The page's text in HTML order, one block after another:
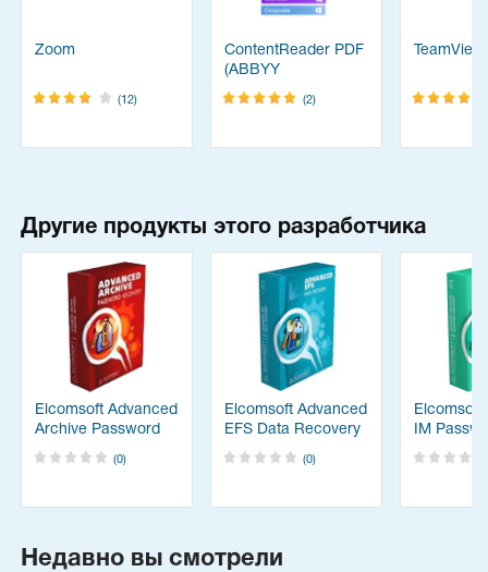
Zoom
(12)
ContentReader PDF
(ABBYY
FineReader)
(2)
Другие продукты этого разработчика
Elcomsoft Advanced
Archive Password
Recovery
(0)
Elcomsoft Advanced
EFS Data Recovery
(0)
Elcomsoft
IM
Recovery
Недавно вы смотрели